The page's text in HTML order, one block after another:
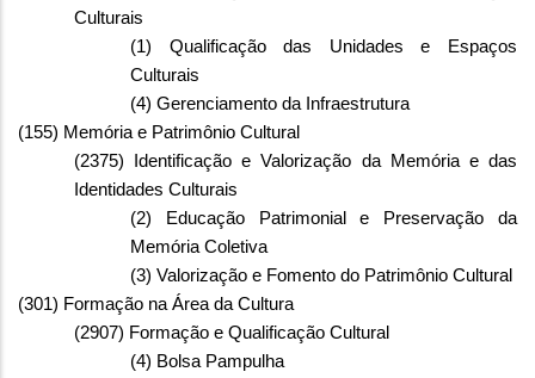
Culturais
(1) Qualificação das Unidades e Espaços
Culturais
(4) Gerenciamento da Infraestrutura
(155) Memória e Patrimônio Cultural
(2375) Identificação e Valorização da Memória e das
Identidades Culturais
(2) Educação Patrimonial e Preservação da
Memória Coletiva
(3) Valorização e Fomento do Patrimônio Cultural
(301) Formação na Área da Cultura
(2907) Formação e Qualificação Cultural
(4) Bolsa Pampulha